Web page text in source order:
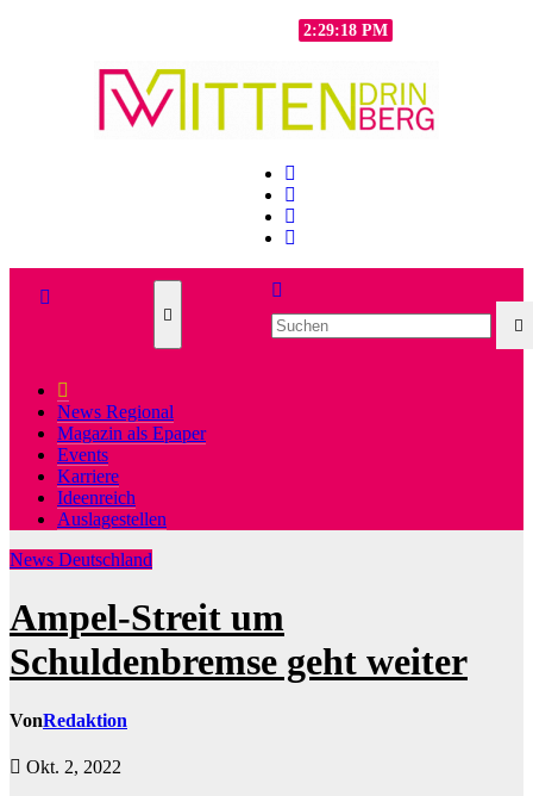
2:29:20 PM
News Regional
Magazin als Epaper
Events
Karriere
Ideenreich
Auslagestellen
News Deutschland
Ampel-Streit um
Schuldenbremse geht weiter
VonRedaktion
Okt. 2, 2022